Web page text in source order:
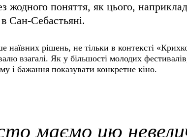
жодного поняття, як цього,
Сан-Себастьяні.
наївних рішень, не тільки в контексті
взагалі. Як у більшості молодих
і бажання показувати конкретне кіно.
маємо цю